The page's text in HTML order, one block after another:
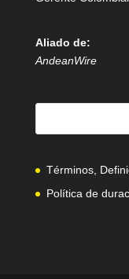
Aliado de:
AndeanWire
Términos,
Política de